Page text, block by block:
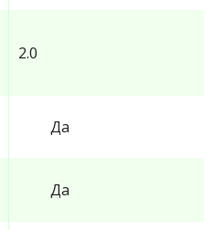
2.0
Да
Да